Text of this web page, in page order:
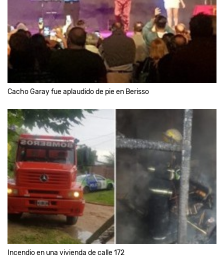
Cacho Garay fue aplaudido de pie en Berisso
Incendio en una vivienda de calle 172